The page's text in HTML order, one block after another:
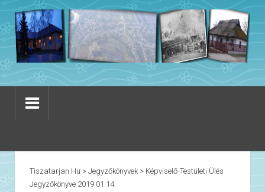
Tiszatarjan.hu > Jegyzőkönyvek> Képviselő-Testületi Ülés
Jegyzőkönyve 2019.01.14.